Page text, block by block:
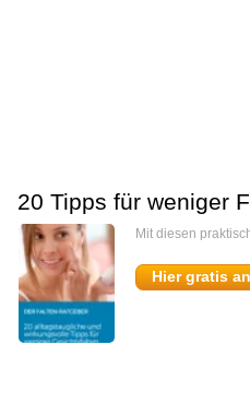
20 Tipps für weniger
Mit diesen
Hier gratis